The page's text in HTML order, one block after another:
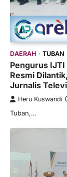
DAERAH TUBAN
Pengurus
Resmi
Jurnalis
Heru Kuswandi
Tuban,…